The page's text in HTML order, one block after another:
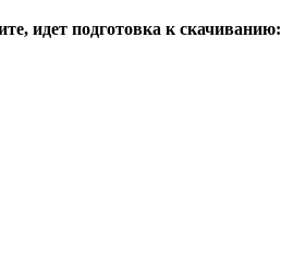
идет подготовка к скачиванию: